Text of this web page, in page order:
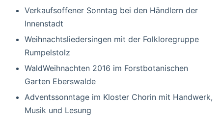
Verkaufsoffener Sonntag bei den Händlern der
Innenstadt
Weihnachtsliedersingen mit der Folkloregruppe
Rumpelstolz
WaldWeihnachten 2016 im Forstbotanischen
Garten Eberswalde
Adventssonntage im Kloster Chorin mit Handwerk,
Musik und Lesung